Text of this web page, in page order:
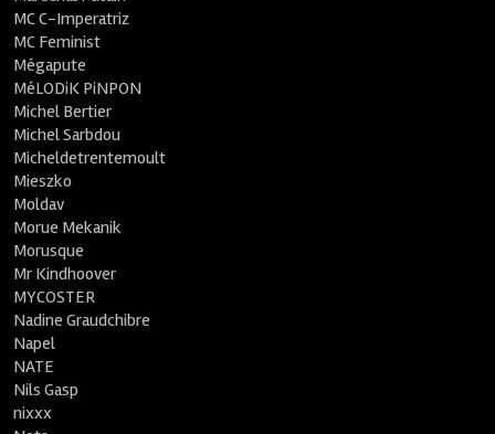
MC C-Imperatriz
MC Feminist
Mégapute
MéLODiK PiNPON
Michel Bertier
Michel Sarbdou
Micheldetrentemoult
Mieszko
Moldav
Morue Mekanik
Morusque
Mr Kindhoover
MYCOSTER
Nadine Graudchibre
Napel
NATE
Nils Gasp
nixxx